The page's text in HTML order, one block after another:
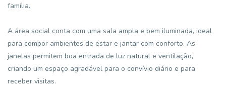
família.
A área social conta com uma sala ampla e bem iluminada, ideal
para compor ambientes de estar e jantar com conforto. As
janelas permitem boa entrada de luz natural e ventilação,
criando um espaço agradável para o convívio diário e para
receber visitas.